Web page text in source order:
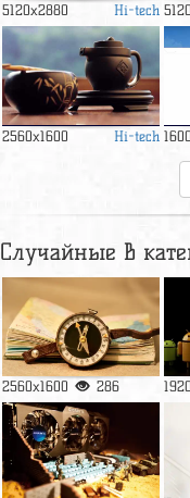
5120x2880 Hi-tech
2560x1600 Hi-tech
Случайные в
2560x1600 286